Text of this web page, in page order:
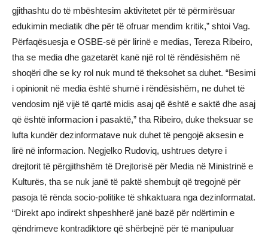
gjithashtu do të mbështesim aktivitetet për të përmirësuar
edukimin mediatik dhe për të ofruar mendim kritik,” shtoi Vag.
Përfaqësuesja e OSBE-së për lirinë e medias, Tereza Ribeiro,
tha se media dhe gazetarët kanë një rol të rëndësishëm në
shoqëri dhe se ky rol nuk mund të theksohet sa duhet. “Besimi
i opinionit në media është shumë i rëndësishëm, ne duhet të
vendosim një vijë të qartë midis asaj që është e saktë dhe asaj
që është informacion i pasaktë,” tha Ribeiro, duke theksuar se
lufta kundër dezinformatave nuk duhet të pengojë aksesin e
lirë në informacion. Negjelko Rudoviq, ushtrues detyre i
drejtorit të përgjithshëm të Drejtorisë për Media në Ministrinë e
Kulturës, tha se nuk janë të paktë shembujt që tregojnë për
pasoja të rënda socio-politike të shkaktuara nga dezinformatat.
“Direkt apo indirekt shpeshherë janë bazë për ndërtimin e
qëndrimeve kontradiktore që shërbejnë për të manipuluar